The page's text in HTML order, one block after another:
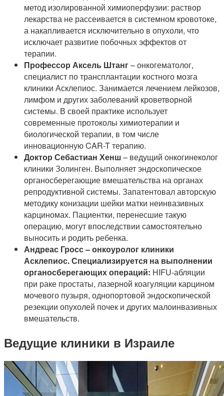
метод изолированной химиоперфузии: раствор
лекарства не рассеивается в системном кровотоке,
а накапливается исключительно в опухоли, что
исключает развитие побочных эффектов от
терапии.
Профессор Аксель Штанг– онкогематолог,
специалист по трансплантации костного мозга
клиники Асклепиос. Занимается лечением лейкозов,
лимфом и других заболеваний кроветворной
системы. В своей практике использует
современные протоколы химиотерапии и
биологической терапии, в том числе
инновационную CAR-T терапию.
Доктор Себастиан Хенш– ведущий онкогинеколог
клиники Золинген. Выполняет эндоскопическое
органосберегающие вмешательства на органах
репродуктивной системы. Запатентовал авторскую
методику конизации шейки матки неинвазивных
карциномах. Пациентки, перенесшие такую
операцию, могут впоследствии самостоятельно
выносить и родить ребенка.
Андреас Гросс – онкоуролог клиники
Асклепиос. Специализируется на выполнении
органосберегающих операций: HIFU-абляции
при раке простаты, лазерной коагуляции карцином
мочевого пузыря, однопортовой эндоскопической
резекции опухолей почек и других малоинвазивных
вмешательств.
Ведущие клиники в Израиле